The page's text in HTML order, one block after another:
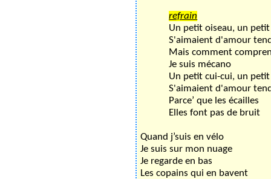
refrain
Un petit oiseau, un
S'aimaient d'amour
Mais comment
Je suis mécano
Un petit cui-cui, un
S'aimaient d'amour
Parce’ que les écailles
Elles font pas de bruit
Quand j’suis en vélo
Je suis sur mon nuage
Je regarde en bas
Les copains qui en bavent